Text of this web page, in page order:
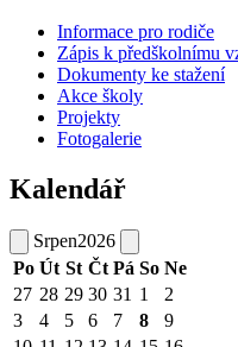
Informace pro rodiče
Zápis k předškolnímu
Dokumenty ke stažení
Akce školy
Projekty
Fotogalerie
Kalendář
Srpen2026
Po Út St Čt Pá So Ne
27 28 29 30 31 1
2
3
4 5 6 7 8
9